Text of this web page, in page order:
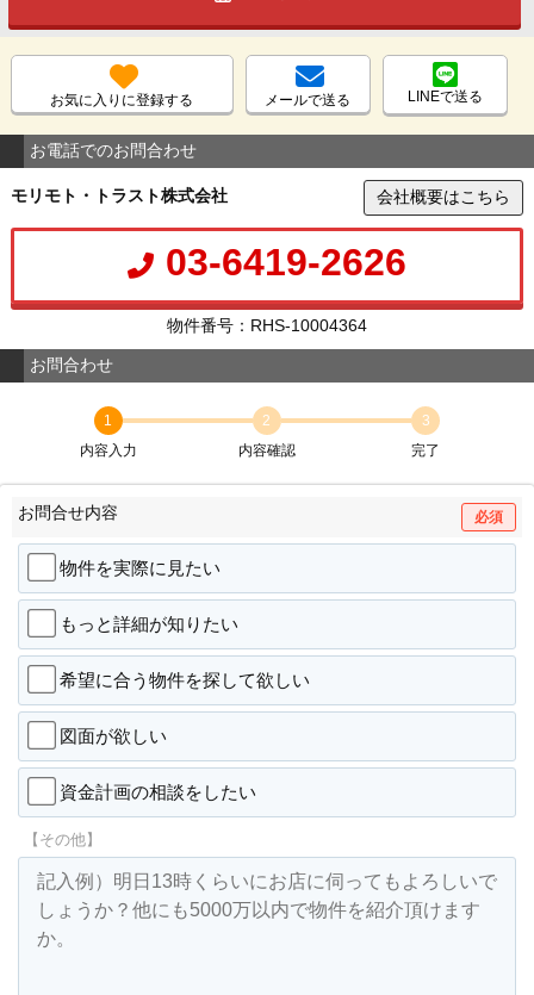
お気に入りに登録する メールで送る LINEで送る
お電話でのお問合わせ
モリモト・トラスト株式会社 会社概要はこちら
03-6419-2626
物件番号：RHS-10004364
お問合わせ
1
内容入力
2
内容確認
3
完了
お問合せ内容 必須
物件を実際に見たい
もっと詳細が知りたい
希望に合う物件を探して欲しい
図面が欲しい
資金計画の相談をしたい
【その他】